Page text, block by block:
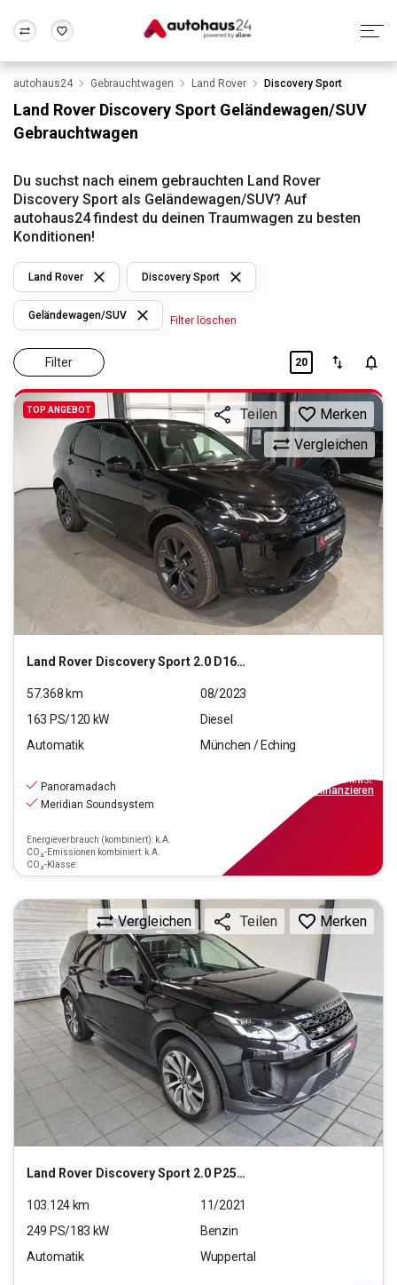
Wir bewerten dein Auto
Alle Fragen & Antworten
Rund um die Inzahlungnahme
München
autohaus24 Gebrauchtwagen Land Rover Discovery Sport
Land Rover Discovery Sport Geländewagen/SUV
Gebrauchtwagen
Du suchst nach einem gebrauchten Land Rover
Discovery Sport als Geländewagen/SUV? Auf
autohaus24 findest du deinen Traumwagen zu besten
Konditionen!
Filter
Land Rover Discovery Sport
Geländewagen/SUV Filter löschen
20
TOP ANGEBOT
Land Rover Discovery Sport 2.0 D165 Mild-Hybrid R-Dynamic SE
Vergleichen
Teilen Merken
57.368 km
08/2023
163 PS/120 kW
Diesel
Automatik
München / Eching
Panoramadach
Meridian Soundsystem
Energieverbrauch (kombiniert): k.A.
CO₂-Emissionen kombiniert: k.A.
CO₂-Klasse:
inkl.MwSt.
finanzieren
Land Rover Discovery Sport 2.0 P250 SE AWD Start/Stopp (EURO
Vergleichen Teilen Merken
103.124km
11/2021
249 PS/183 kW
Benzin
Automatik
Wuppertal